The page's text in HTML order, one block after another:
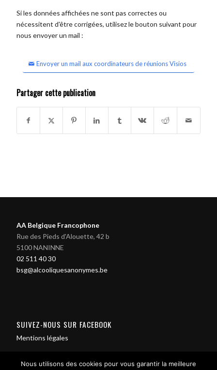
Si les données affichées ne sont pas correctes ou
nécessitent d'être corrigées, utilisez le bouton suivant pour
nous envoyer un mail :
Envoyer un mail aux coordinateurs de réunions Visios
Partager cette publication
AA Belgique Francophone
Rue des Pieds d'Alouette, 42 b
5100 NANINNE
02 511 40 30
bsg@alcooliquesanonymes.be
SUIVEZ-NOUS SUR FACEBOOK
Mentions légales
Nous utilisons des cookies pour vous garantir la meilleure